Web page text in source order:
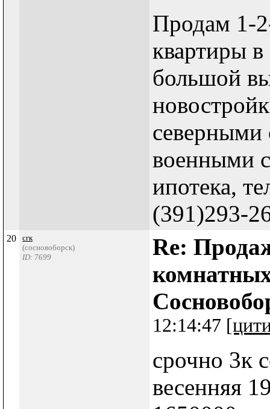
Продам 1-
квартиры
большой
северными
военными
ипотека,
(391)293-
20
сгк
(сосновоборск)
ID: 7699
Re:
12:14:47
срочно 3к
весенняя